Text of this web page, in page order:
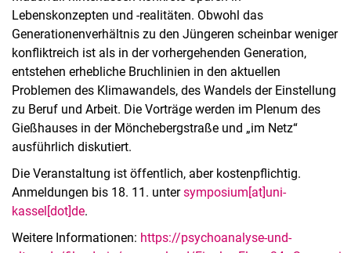
Lebenskonzepten und -realitäten. Obwohl das
Generationenverhältnis zu den Jüngeren scheinbar weniger
konfliktreich ist als in der vorhergehenden Generation,
entstehen erhebliche Bruchlinien in den aktuellen
Problemen des Klimawandels, des Wandels der Einstellung
zu Beruf und Arbeit. Die Vorträge werden im Plenum des
Gießhauses in der Mönchebergstraße und „im Netz“
ausführlich diskutiert.
Die Veranstaltung ist öffentlich, aber kostenpflichtig.
Anmeldungen bis 18. 11. untersymposium[at]uni-
kassel[dot]de.
Weitere Informationen: https://psychoanalyse-und-